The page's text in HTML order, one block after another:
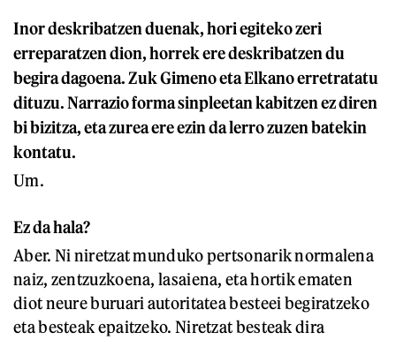
Inor deskribatzen duenak, hori egiteko zeri
erreparatzen dion, horrek ere deskribatzen du
begira dagoena. Zuk Gimeno eta Elkano erretratatu
dituzu. Narrazio forma sinpleetan kabitzen ez diren
bi bizitza, eta zurea ere ezin da lerro zuzen batekin
kontatu.
Um.
Ez da hala?
Aber. Ni niretzat munduko pertsonarik normalena
naiz, zentzuzkoena, lasaiena, eta hortik ematen
diot neure buruari autoritatea besteei begiratzeko
eta besteak epaitzeko. Niretzat besteak dira